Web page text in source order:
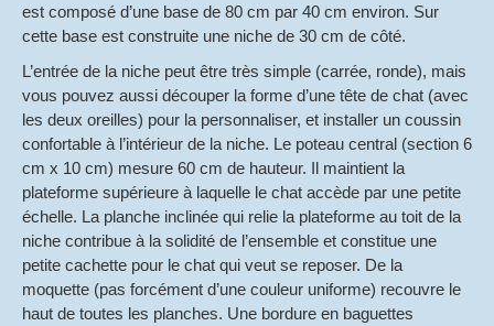
est composé d’une base de 80 cm par 40 cm environ. Sur
cette base est construite une niche de 30 cm de côté.
L’entrée de la niche peut être très simple (carrée, ronde), mais
vous pouvez aussi découper la forme d’une tête de chat (avec
les deux oreilles) pour la personnaliser, et installer un coussin
confortable à l’intérieur de la niche. Le poteau central (section 6
cm x 10 cm) mesure 60 cm de hauteur. Il maintient la
plateforme supérieure à laquelle le chat accède par une petite
échelle. La planche inclinée qui relie la plateforme au toit de la
niche contribue à la solidité de l’ensemble et constitue une
petite cachette pour le chat qui veut se reposer. De la
moquette (pas forcément d’une couleur uniforme) recouvre le
haut de toutes les planches. Une bordure en baguettes